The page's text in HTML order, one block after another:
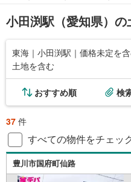
小田渕駅（愛知県）の
東海｜小田渕駅｜価格未定を
土地を含む
おすすめ順 検
37 件
すべての物件をチェッ
豊川市国府町仙路